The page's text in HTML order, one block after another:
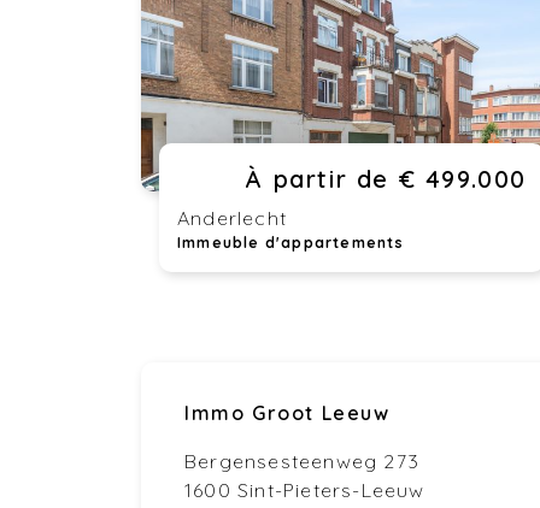
À partir de € 499.000
Anderlecht
Immeuble d'appartements
Immo Groot Leeuw
Bergensesteenweg 273
1600 Sint-Pieters-Leeuw